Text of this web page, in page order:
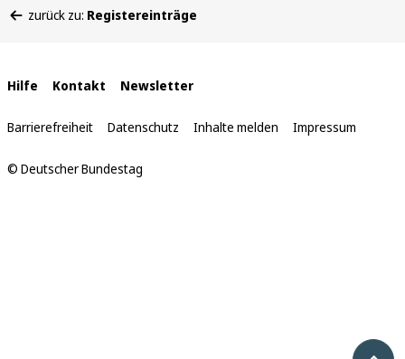
befinden
zurück zu: Registereinträge
Interne
Links
Hilfe Kontakt Newsletter
Barrierefreiheit Datenschutz Inhalte melden Impressum
© Deutscher Bundestag